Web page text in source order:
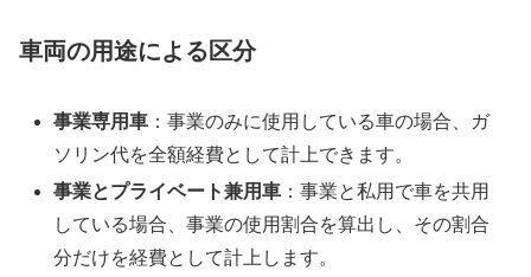
車両の用途による区分
事業専用車 ：事業のみに使用している車の場合、ガ
ソリン代を全額経費として計上できます。
事業とプライベート兼用車 ：事業と私用で車を共用
している場合、事業の使用割合を算出し、その割合
分だけを経費として計上します。